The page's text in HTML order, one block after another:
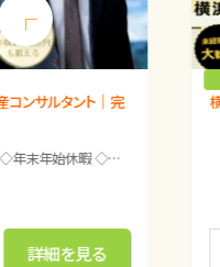
わせて対応。 うまくいかない日
女性／主婦） 特に定休日は決めて
横浜の不動産売買営業
◇完全週休2日制 ◇年末年始休暇 ◇夏季休暇 ◇GW休暇 ◇有給休暇（入社6ヶ月目以降に付
正社員